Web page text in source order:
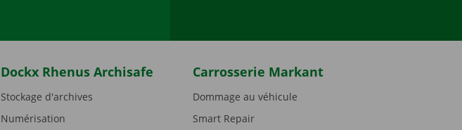
Dockx Rhenus Archisafe
Stockage d'archives
Numérisation
Carrosserie Markant
Dommage au véhicule
Smart Repair